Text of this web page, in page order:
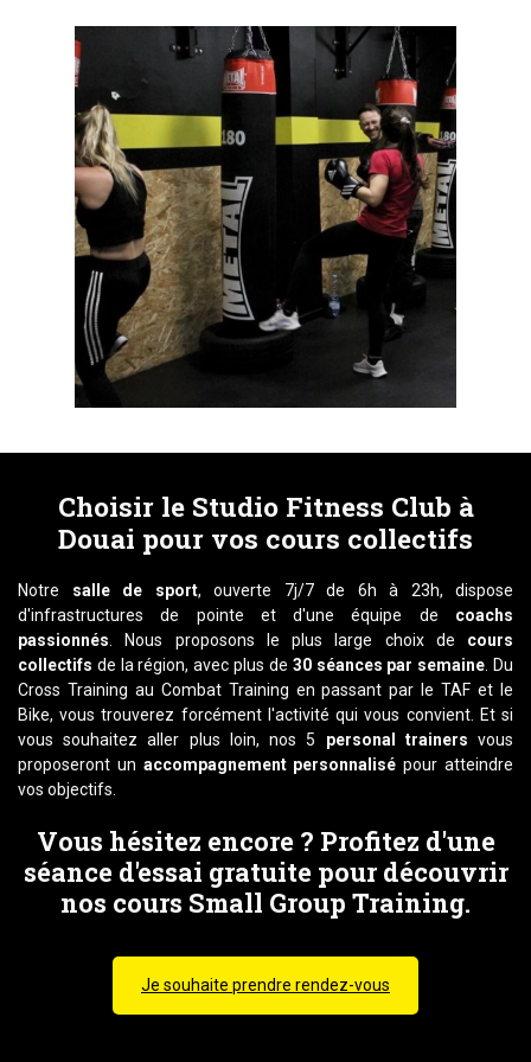
Choisir le Studio Fitness Club à
Douai pour vos cours collectifs
Notre salle de sport, ouverte 7j/7 de 6h à 23h, dispose
d'infrastructures de pointe et d'une équipe de coachs
passionnés . Nous proposons le plus large choix de cours
collectifs de la région, avec plus de 30 séances par semaine . Du
Cross Training au Combat Training en passant par le TAF et le
Bike, vous trouverez forcément l'activité qui vous convient. Et si
vous souhaitez aller plus loin, nos 5 personal trainers vous
proposeront un accompagnement personnalisé pour atteindre
vos objectifs.
Vous hésitez encore ? Profitez d'une
séance d'essai gratuite pour découvrir
nos cours Small Group Training.
Je souhaite prendre rendez-vous